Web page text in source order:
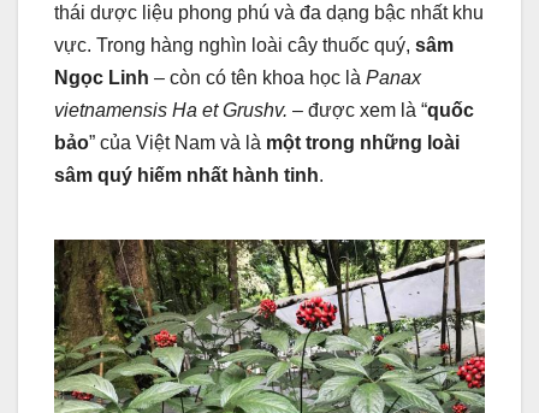
thái dược liệu phong phú và đa dạng bậc nhất khu
vực. Trong hàng nghìn loài cây thuốc quý, sâm
Ngọc Linh – còn có tên khoa học là Panax
vietnamensis Ha et Grushv. – được xem là “quốc
bảo” của Việt Nam và là một trong những loài
sâm quý hiếm nhất hành tinh.